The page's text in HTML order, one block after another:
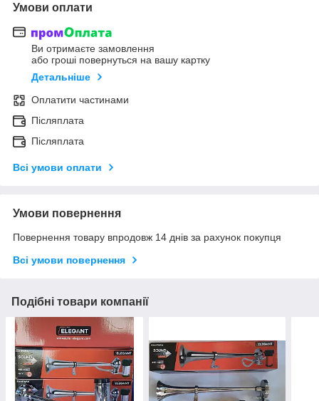
Умови оплати
Ви отримаєте замовлення
або гроші повернуться на вашу картку
Детальніше
Оплатити частинами
Післяплата
Післяплата
Всі умови оплати
Умови повернення
Повернення товару впродовж 14 днів за рахунок покупця
Всі умови повернення
Подібні товари компанії